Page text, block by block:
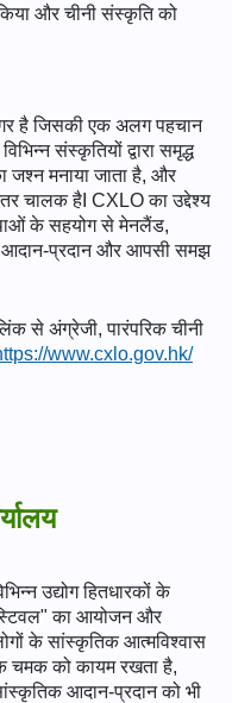
और चीनी संस्कृति को
है जिसकी एक अलग पहचान
संस्कृतियों द्वारा समृद्ध
मनाया जाता है, और
चालक हैI CXLO का उद्देश्य
के सहयोग से मेनलैंड,
आदान-प्रदान और आपसी समझ
से अंग्रेजी, पारंपरिक चीनी
www.cxlo.gov.hk/
उद्योग हितधारकों के
का आयोजन और
के सांस्कृतिक आत्मविश्वास
चमक को कायम रखता है,
आदान-प्रदान को भी